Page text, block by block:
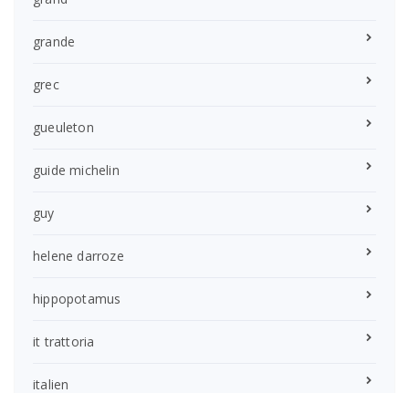
grande
grec
gueuleton
guide michelin
guy
helene darroze
hippopotamus
it trattoria
italien